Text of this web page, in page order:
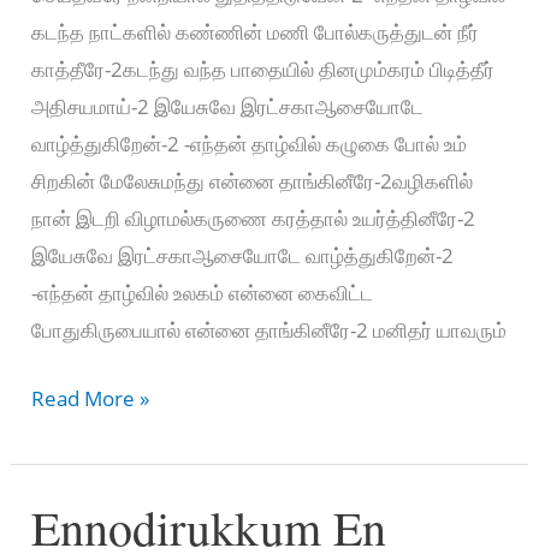
கடந்த நாட்களில் கண்ணின் மணி போல்கருத்துடன் நீர்
காத்தீரே-2கடந்து வந்த பாதையில் தினமும்கரம் பிடித்தீர்
அதிசயமாய்-2 இயேசுவே இரட்சகாஆசையோடே
வாழ்த்துகிறேன்-2 -எந்தன் தாழ்வில் கழுகை போல் உம்
சிறகின் மேலேசுமந்து என்னை தாங்கினீரே-2வழிகளில்
நான் இடறி விழாமல்கருணை கரத்தால் உயர்த்தினீரே-2
இயேசுவே இரட்சகாஆசையோடே வாழ்த்துகிறேன்-2
-எந்தன் தாழ்வில் உலகம் என்னை கைவிட்ட
போதுகிருபையால் என்னை தாங்கினீரே-2 மனிதர் யாவரும்
எந்தன்
என்னை-
Enthan
Thaazhvil
Read More »
Ennodirukkum En